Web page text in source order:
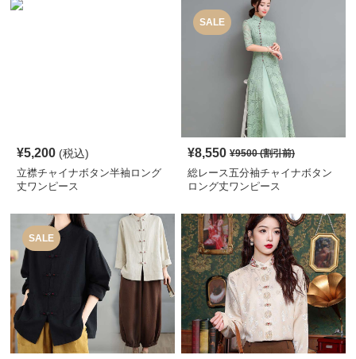
¥5,200 (税込)
立襟チャイナボタン半袖ロング
丈ワンピース
SALE
¥8,550 ¥9500(割引前)
総レース五分袖チャイナボタン
ロング丈ワンピース
SALE